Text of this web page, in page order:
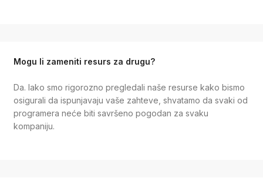
Mogu li zameniti resurs za drugu?
Da. Iako smo rigorozno pregledali naše resurse kako bismo
osigurali da ispunjavaju vaše zahteve, shvatamo da svaki od
programera neće biti savršeno pogodan za svaku
kompaniju.